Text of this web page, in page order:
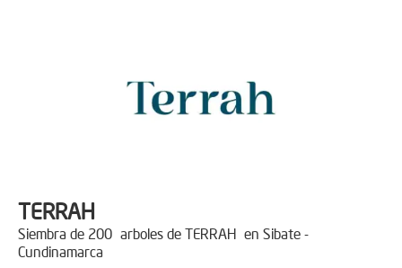
TERRAH
Siembra de 200 arboles de TERRAH en Sibate -
Cundinamarca